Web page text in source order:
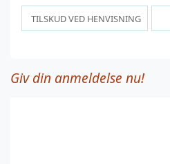
TILSKUD VED HENVISNING
Giv din anmeldelse nu!